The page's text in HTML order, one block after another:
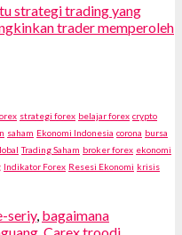
strategi trading yang
trader memperoleh
strategi forex belajar forex crypto
saham Ekonomi Indonesia corona bursa
Trading Saham broker forex ekonomi
Indikator Forex Resesi Ekonomi krisis
seriy, bagaimana